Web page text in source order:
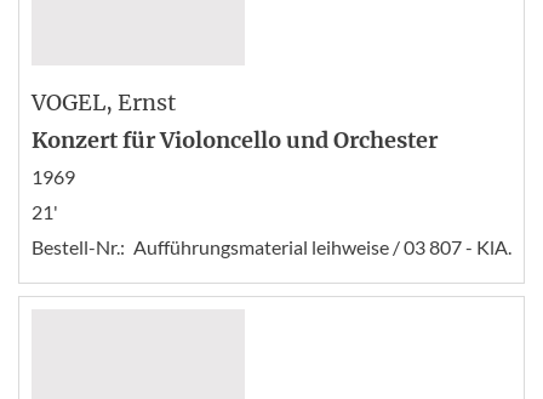
VOGEL, Ernst
Konzert für Violoncello und Orchester
1969
21'
Bestell-Nr.: Aufführungsmaterial leihweise / 03 807 - KlA.